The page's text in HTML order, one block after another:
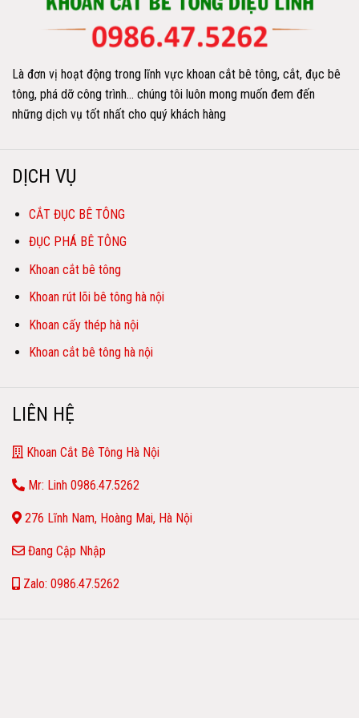
Là đơn vị hoạt động trong lĩnh vực khoan cắt bê tông, cắt, đục bê
tông, phá dỡ công trình… chúng tôi luôn mong muốn đem đến
những dịch vụ tốt nhất cho quý khách hàng
DỊCH VỤ
CẮT ĐỤC BÊ TÔNG
ĐỤC PHÁ BÊ TÔNG
Khoan cắt bê tông
Khoan rút lõi bê tông hà nội
Khoan cấy thép hà nội
Khoan cắt bê tông hà nội
LIÊN HỆ
Khoan Cắt Bê Tông Hà Nội
Mr: Linh 0986.47.5262
276 Lĩnh Nam, Hoàng Mai, Hà Nội
Đang Cập Nhập
Zalo: 0986.47.5262